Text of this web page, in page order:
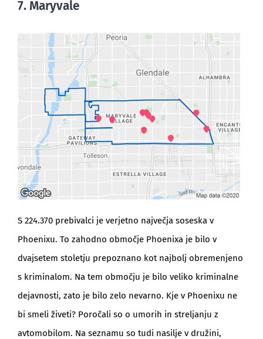
7. Maryvale
S 224.370 prebivalci je verjetno največja soseska v
Phoenixu. To zahodno območje Phoenixa je bilo v
dvajsetem stoletju prepoznano kot najbolj obremenjeno
s kriminalom. Na tem območju je bilo veliko kriminalne
dejavnosti, zato je bilo zelo nevarno. Kje v Phoenixu ne
bi smeli živeti? Poročali so o umorih in streljanju z
avtomobilom. Na seznamu so tudi nasilje v družini,